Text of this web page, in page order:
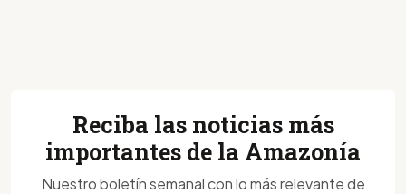
Reciba las noticias más
importantes de la Amazonía
Nuestro boletín semanal con lo más relevante de